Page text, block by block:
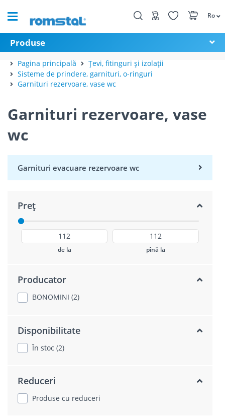
Ro
Produse
Pagina principală
Țevi, fitinguri și izolații
Sisteme de prindere, garnituri, o-ringuri
Garnituri rezervoare, vase wc
Garnituri rezervoare, vase
wc
Garnituri evacuare rezervoare wc
Preț
de la pînă la
Producator
BONOMINI (2)
Disponibilitate
În stoc (2)
Reduceri
Produse cu reduceri